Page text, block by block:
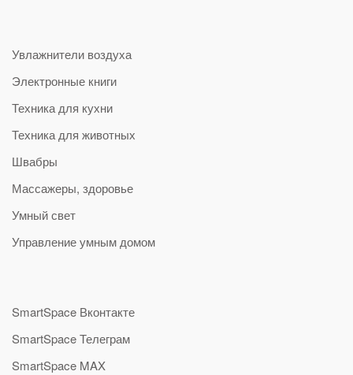
Увлажнители воздуха
Электронные книги
Техника для кухни
Техника для животных
Швабры
Массажеры, здоровье
Умный свет
Управление умным домом
SmartSpace Вконтакте
SmartSpace Телеграм
SmartSpace MAX